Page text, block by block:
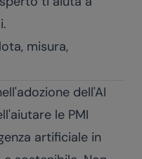
misura,
dell'AI
le PMI
artificiale in